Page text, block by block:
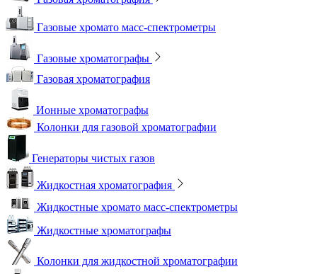
Газовые хромато масс-спектрометры
Газовые хроматографы
Газовая хроматография
Ионные хроматографы
Колонки для газовой хроматографии
Генераторы чистых газов
Жидкостная хроматография
Жидкостные хромато масс-спектрометры
Жидкостные хроматографы
Колонки для жидкостной хроматографии